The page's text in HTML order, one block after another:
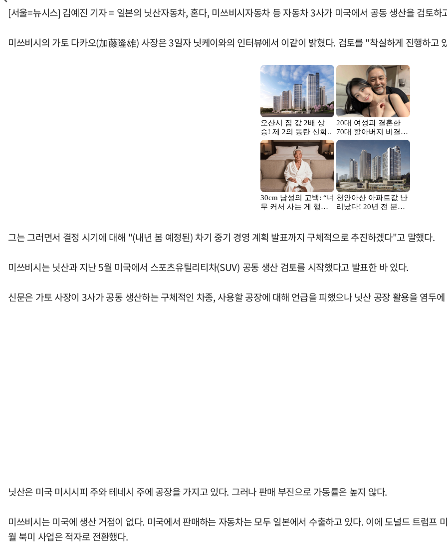
[서울=뉴시스] 김예진 기자 = 일본의 닛산자동차, 혼다, 미쓰비시자동차 등 자동차 3사가 미국에서 공동 생산을 검토
미쓰비시의 가토 다카오(加藤隆雄) 사장은 3일자 닛케이와의 인터뷰에서 이같이 밝혔다. 검토를 "착실하게 진행하고
그는 그러면서 결정 시기에 대해 "(내년 봄 예정된) 차기 중기 경영 계획 발표까지 구체적으로 추진하겠다"고 말했다.
미쓰비시는 닛산과 지난 5월 미국에서 스포츠유틸리티차(SUV) 공동 생산 검토를 시작했다고 발표한 바 있다.
신문은 가토 사장이 3사가 공동 생산하는 구체적인 차종, 사용할 공장에 대해 언급을 피했으나 닛산 공장 활용을 염두
닛산은 미국 미시시피 주와 테네시 주에 공장을 가지고 있다. 그러나 판매 부진으로 가동률은 높지 않다.
미쓰비시는 미국에 생산 거점이 없다. 미국에서 판매하는 자동차는 모두 일본에서 수출하고 있다. 이에 도널드 트럼프
월 북미 사업은 적자로 전환했다.